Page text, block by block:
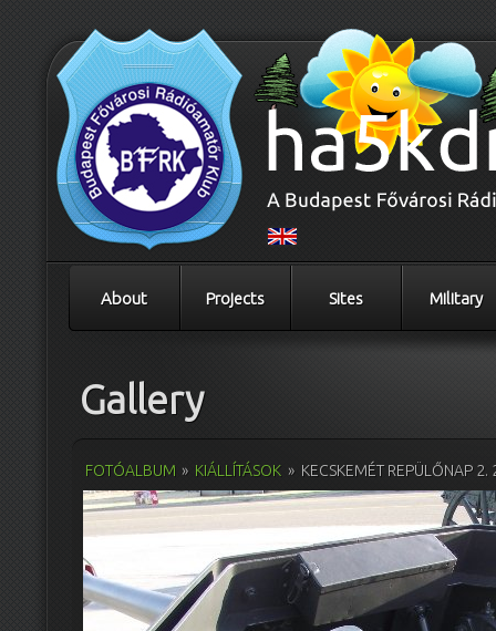
About Projects Sites Military
Gallery
FOTÓALBUM » KIÁLLÍTÁSOK » KECSKEMÉT REPÜLŐNAP 2.